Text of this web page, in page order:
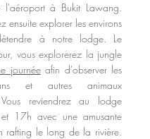
l'aéroport à Bukit Lawang.
ensuite explorer les environs
à notre lodge. Le
vous explorerez la jungle
journéeafin d'observer les
et autres animaux
Vous reviendrez au lodge
17h avec une amusante
rafting le long de la rivière.